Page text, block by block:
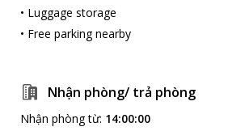
• Luggage storage
• Free parking nearby
Nhận phòng/ trả phòng
Nhận phòng từ: 14:00:00